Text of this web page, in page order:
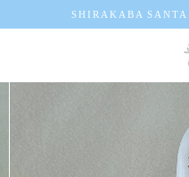
SHIRAKABA SANTA